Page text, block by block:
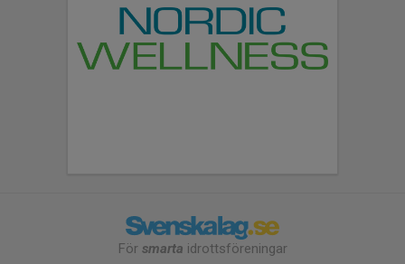
För smarta idrottsföreningar